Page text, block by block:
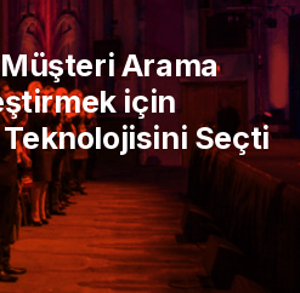
Arama
için
Seçti